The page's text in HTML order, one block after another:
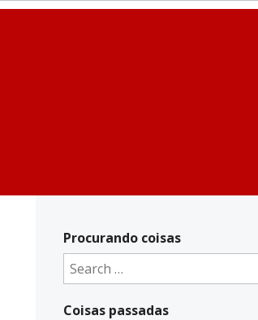
Procurando coisas
Search
for:
Coisas passadas